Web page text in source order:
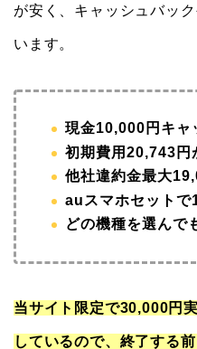
が安く、キャッシュバッ
います。
現金10,000円キャ
初期費用20,743円
他社違約金最大
auスマホセットで
どの機種を選んで
当サイト限定で30,000円
しているので、終了する